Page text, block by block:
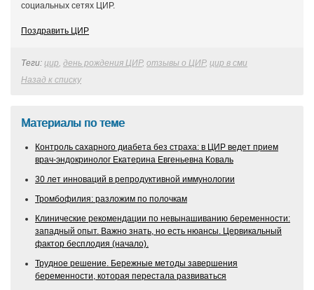
социальных сетях ЦИР.
Поздравить ЦИР
Теги: цир, день рождения ЦИР, отзывы о ЦИР, цир в сми
Назад к списку
Материалы по теме
Контроль сахарного диабета без страха: в ЦИР ведет прием
врач-эндокринолог Екатерина Евгеньевна Коваль
30 лет инноваций в репродуктивной иммунологии
Тромбофилия: разложим по полочкам
Клинические рекомендации по невынашиванию беременности:
западный опыт. Важно знать, но есть нюансы. Цервикальный
фактор бесплодия (начало).
Трудное решение. Бережные методы завершения
беременности, которая перестала развиваться